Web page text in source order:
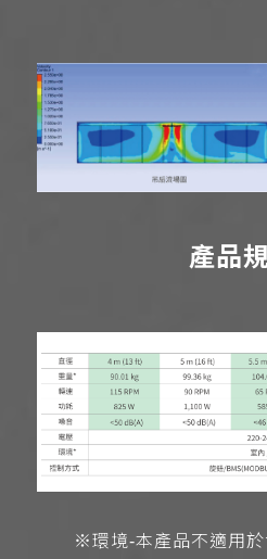
產品
※環境-本產品不適用於